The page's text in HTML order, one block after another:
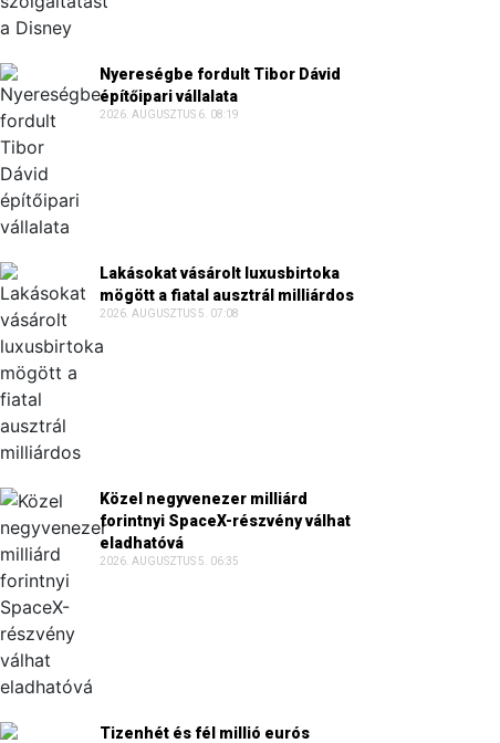
Nyereségbe fordult Tibor Dávid
építőipari vállalata
2026. AUGUSZTUS 6. 08:19
Lakásokat vásárolt luxusbirtoka
mögött a fiatal ausztrál milliárdos
2026. AUGUSZTUS 5. 07:08
Közel negyvenezer milliárd
forintnyi SpaceX-részvény válhat
eladhatóvá
2026. AUGUSZTUS 5. 06:35
Tizenhét és fél millió eurós